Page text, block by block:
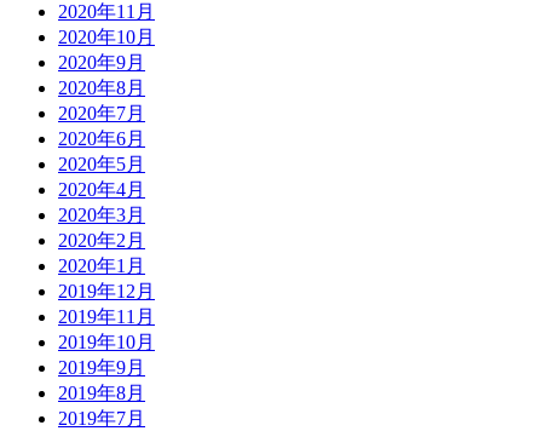
2020年11月
2020年10月
2020年9月
2020年8月
2020年7月
2020年6月
2020年5月
2020年4月
2020年3月
2020年2月
2020年1月
2019年12月
2019年11月
2019年10月
2019年9月
2019年8月
2019年7月